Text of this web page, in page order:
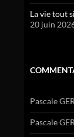
La vie tout
20 juin
Pascale
Pascale